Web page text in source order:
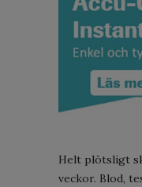
Helt plötsligt
veckor. Blod,